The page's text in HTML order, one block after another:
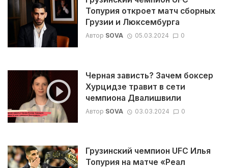
Топурия откроет матч сборных
Грузии и Люксембурга
Автор SOVA 05.03.2024 0
Черная зависть? Зачем боксер
Хурцидзе травит в сети
чемпиона Двалишвили
Автор SOVA 03.03.2024 0
Грузинский чемпион UFC Илья
Топурия на матче «Реал